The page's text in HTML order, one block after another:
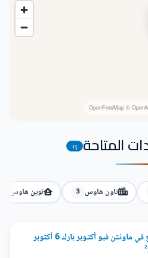
OpenFreeMap ©
المتاحة 15
تاون هاوس 3 توين هاوس
فيلا مميزة للبيع في ماونتن فيو أكتوبر بارك 6 أكتوبر